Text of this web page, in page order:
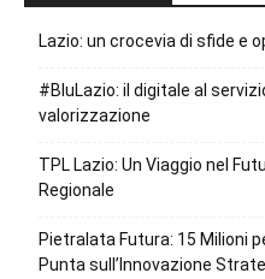
Lazio: un crocevia di sfide e
#BluLazio: il digitale al
valorizzazione
TPL Lazio: Un Viaggio nel
Regionale
Pietralata Futura: 15 Milioni
Punta sull’Innovazione